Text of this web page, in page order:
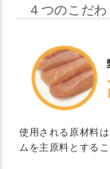
４つのこだわ
使用される原材料
ムを主原料とする